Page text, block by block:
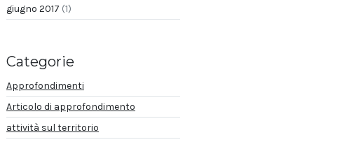
giugno 2017 (1)
Categorie
Approfondimenti
Articolo di approfondimento
attività sul territorio